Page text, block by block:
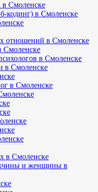
в Смоленске
кодинг) в Смоленске
отношений в Смоленске
Смоленске
в Смоленске
в Смоленске
в Смоленске
в Смоленске
и женщины в